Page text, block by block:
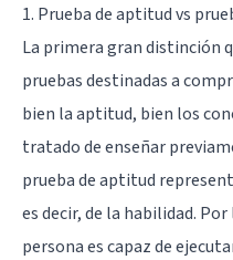
1. Prueba de aptitud vs
La primera gran distinción
pruebas destinadas a
bien la aptitud, bien los
tratado de enseñar
prueba de aptitud
es decir, de la habilidad.
persona es capaz de